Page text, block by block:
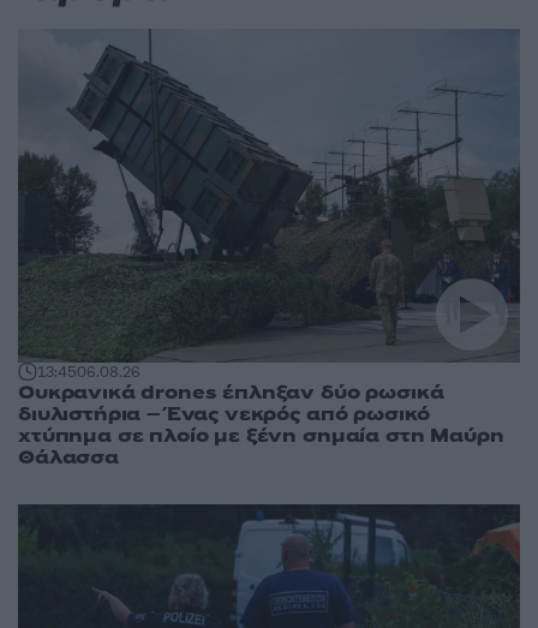
13:4506.08.26
Ουκρανικά drones έπληξαν δύο ρωσικά
διυλιστήρια – Ένας νεκρός από ρωσικό
χτύπημα σε πλοίο με ξένη σημαία στη Μαύρη
Θάλασσα